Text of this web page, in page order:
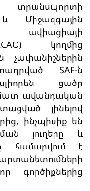
տրանսպորտի
Միջազգային
կողմից
չափանիշներին
SAF-ն
ցածր
ավանդական
լինելով
ինչպիսիք են
յուղերը և
ը համարվում է
գործիքներից